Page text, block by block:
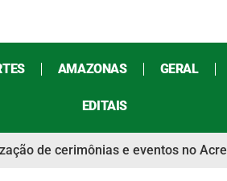
AMAZONAS GERAL
EDITAIS
de cerimônias e eventos no Acre